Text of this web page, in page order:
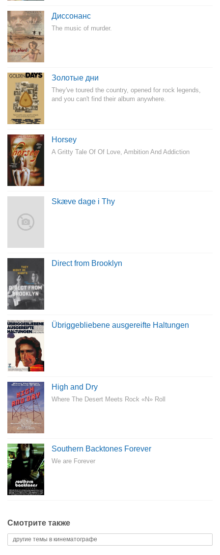
Диссонанс
The music of murder.
Золотые дни
They've toured the country, opened for rock legends,
and you can't find their album anywhere.
Horsey
A Gritty Tale Of Of Love, Ambition And Addiction
Skæve dage i Thy
Direct from Brooklyn
Übriggebliebene ausgereifte Haltungen
High and Dry
Where The Desert Meets Rock «N» Roll
Southern Backtones Forever
We are Forever
Смотрите также
другие темы в кинематографе